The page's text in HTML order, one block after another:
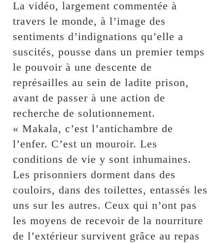
La vidéo, largement commentée à
travers le monde, à l’image des
sentiments d’indignations qu’elle a
suscités, pousse dans un premier temps
le pouvoir à une descente de
représailles au sein de ladite prison,
avant de passer à une action de
recherche de solutionnement.
« Makala, c’est l’antichambre de
l’enfer. C’est un mouroir. Les
conditions de vie y sont inhumaines.
Les prisonniers dorment dans des
couloirs, dans des toilettes, entassés les
uns sur les autres. Ceux qui n’ont pas
les moyens de recevoir de la nourriture
de l’extérieur survivent grâce au repas